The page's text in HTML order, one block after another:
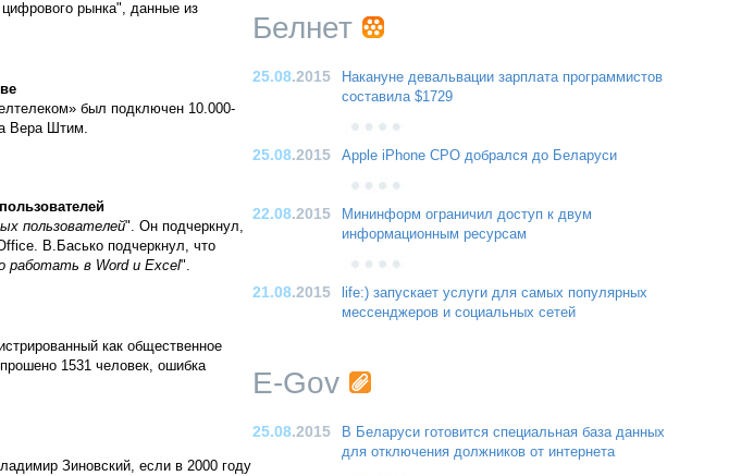
рынка", данные из
был подключен 10.000-
Вера Штим.
пользователей". Он подчеркнул,
В.Басько подчеркнул, что
работать в Word и Excel".
как общественное
1531 человек, ошибка
Зиновский, если в 2000 году
Белнет
25.08.2015
Накануне девальвации зарплата программистов
составила $1729
25.08.2015 Apple iPhone CPO добрался до Беларуси
22.08.2015
Мининформ ограничил доступ к двум
информационным ресурсам
21.08.2015
life:) запускает услуги для самых популярных
мессенджеров и социальных сетей
E-Gov
25.08.2015
В Беларуси готовится специальная база данных
для отключения должников от интернета